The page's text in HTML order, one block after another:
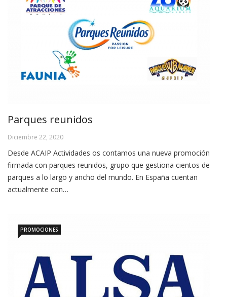
Parques reunidos
Diciembre 22, 2020
Desde ACAIP Actividades os contamos una nueva promoción
firmada con parques reunidos, grupo que gestiona cientos de
parques a lo largo y ancho del mundo. En España cuentan
actualmente con…
PROMOCIONES